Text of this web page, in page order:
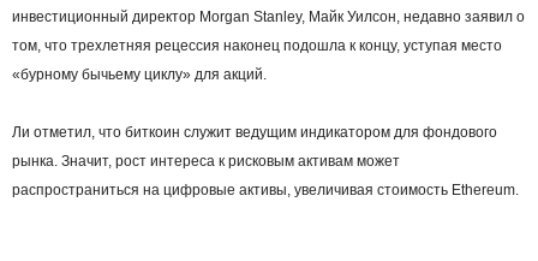
инвестиционный директор Morgan Stanley, Майк Уилсон, недавно заявил о
том, что трехлетняя рецессия наконец подошла к концу, уступая место
«бурному бычьему циклу» для акций.
Ли отметил, что биткоин служит ведущим индикатором для фондового
рынка. Значит, рост интереса к рисковым активам может
распространиться на цифровые активы, увеличивая стоимость Ethereum.